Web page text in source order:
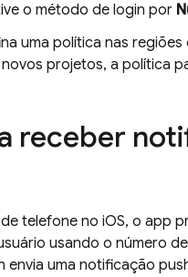
o método de login por
uma política nas
novos projetos, a política
receber
telefone no iOS, o app
usando o número
envia uma notificação